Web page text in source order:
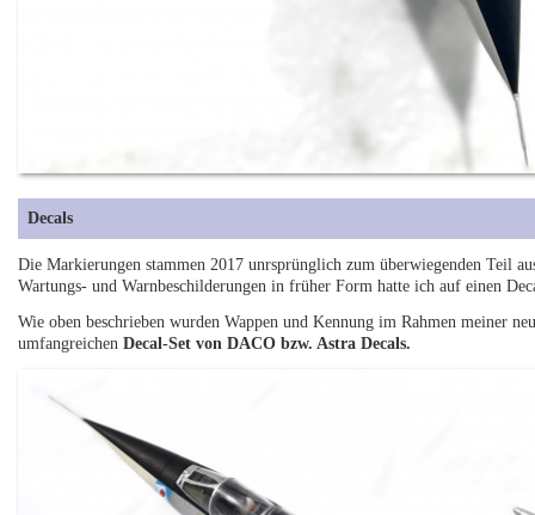
Decals
Die Markierungen stammen 2017 unrsprünglich zum überwiegenden Teil
Wartungs- und Warnbeschilderungen in früher Form hatte ich auf einen
Wie oben beschrieben wurden Wappen und Kennung im Rahmen meiner
umfangreichenDecal-Set von DACO bzw. Astra Decals.